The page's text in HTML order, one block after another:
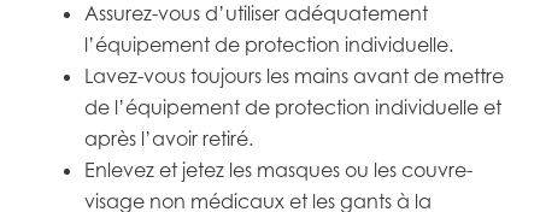
Assurez-vous d’utiliser adéquatement
l’équipement de protection individuelle.
Lavez-vous toujours les mains avant de mettre
de l’équipement de protection individuelle et
après l’avoir retiré.
Enlevez et jetez les masques ou les couvre-
visage non médicaux et les gants à la